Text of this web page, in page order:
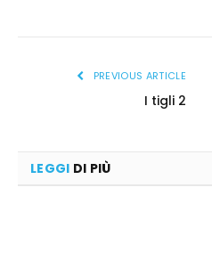
PREVIOUS ARTICLE
I tigli 2
LEGGI DI PIÙ